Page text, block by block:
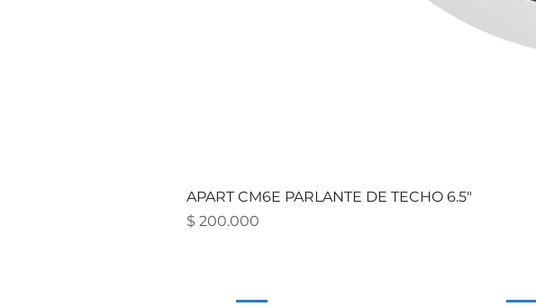
APART CM6E PARLANTE DE TECHO 6.5"
Precio
$ 200.000